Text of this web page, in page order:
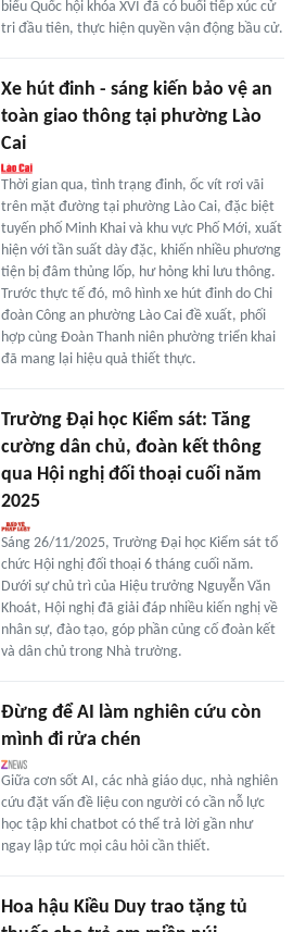
biểu Quốc hội khóa XVI đã có buổi tiếp xúc cử
tri đầu tiên, thực hiện quyền vận động bầu cử.
Xe hút đinh - sáng kiến bảo vệ an
toàn giao thông tại phường Lào
Cai
Thời gian qua, tình trạng đinh, ốc vít rơi vãi
trên mặt đường tại phường Lào Cai, đặc biệt
tuyến phố Minh Khai và khu vực Phố Mới, xuất
hiện với tần suất dày đặc, khiến nhiều phương
tiện bị đâm thủng lốp, hư hỏng khi lưu thông.
Trước thực tế đó, mô hình xe hút đinh do Chi
đoàn Công an phường Lào Cai đề xuất, phối
hợp cùng Đoàn Thanh niên phường triển khai
đã mang lại hiệu quả thiết thực.
Trường Đại học Kiểm sát: Tăng
cường dân chủ, đoàn kết thông
qua Hội nghị đối thoại cuối năm
2025
Sáng 26/11/2025, Trường Đại học Kiểm sát tổ
chức Hội nghị đối thoại 6 tháng cuối năm.
Dưới sự chủ trì của Hiệu trưởng Nguyễn Văn
Khoát, Hội nghị đã giải đáp nhiều kiến nghị về
nhân sự, đào tạo, góp phần củng cố đoàn kết
và dân chủ trong Nhà trường.
Đừng để AI làm nghiên cứu còn
mình đi rửa chén
Giữa cơn sốt AI, các nhà giáo dục, nhà nghiên
cứu đặt vấn đề liệu con người có cần nỗ lực
học tập khi chatbot có thể trả lời gần như
ngay lập tức mọi câu hỏi cần thiết.
Hoa hậu Kiều Duy trao tặng tủ